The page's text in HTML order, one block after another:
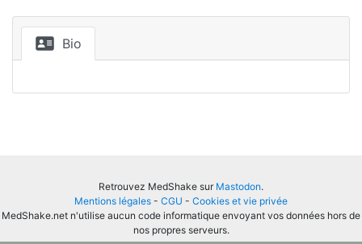
Bio
Retrouvez MedShake sur Mastodon.
Mentions légales - CGU - Cookies et vie privée
MedShake.net n'utilise aucun code informatique envoyant vos données hors de
nos propres serveurs.